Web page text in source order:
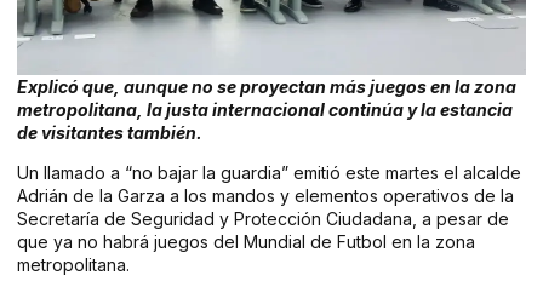
Explicó que, aunque no se proyectan más juegos en la zona
metropolitana, la justa internacional continúa y la estancia
de visitantes también.
Un llamado a “no bajar la guardia” emitió este martes el alcalde
Adrián de la Garza a los mandos y elementos operativos de la
Secretaría de Seguridad y Protección Ciudadana, a pesar de
que ya no habrá juegos del Mundial de Futbol en la zona
metropolitana.